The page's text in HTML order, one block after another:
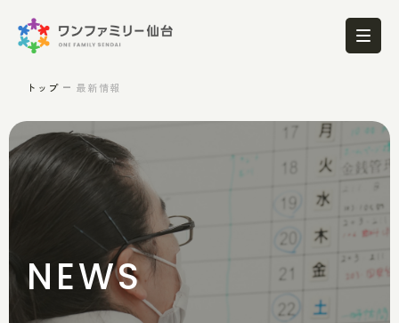
トップ 最新情報
NEWS